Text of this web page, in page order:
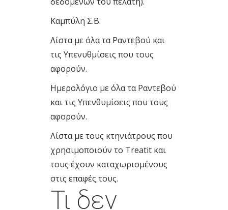
Καμπύλη Σ.Β.
Λίστα με όλα τα Ραντεβού και
τις Υπενυθμίσεις που τους
αφορούν.
Ημερολόγιο με όλα τα Ραντεβού
και τις Υπενθυμίσεις που τους
αφορούν.
Λίστα με τους κτηνιάτρους που
χρησιμοποιούν το Treatit και
τους έχουν καταχωρισμένους
στις επαφές τους.
Τι δεν